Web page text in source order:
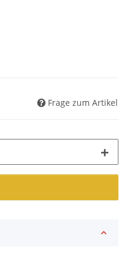
Frage zum Artikel